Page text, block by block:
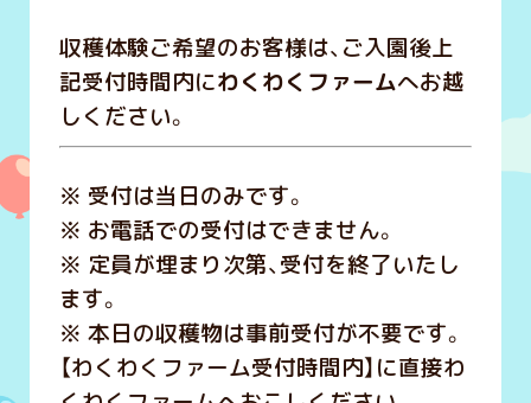
収穫体験ご希望のお客様は、ご入園後上
記受付時間内にわくわくファームへお越
しください。
※ 受付は当日のみです。
※ お電話での受付はできません。
※ 定員が埋まり次第、受付を終了いたし
ます。
※ 本日の収穫物は事前受付が不要です。
【わくわくファーム受付時間内】に直接わ